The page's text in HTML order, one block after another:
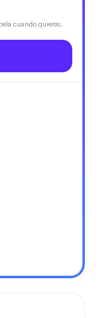
cuando quieras.